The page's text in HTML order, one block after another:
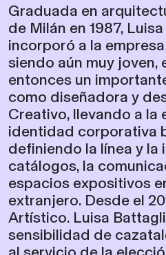
Graduada en
de Milán en 1987,
incorporó a la
siendo aún muy joven,
entonces un
como diseñadora y
Creativo, llevando a la
identidad corporativa
definiendo la línea y la
catálogos, la
espacios expositivos
extranjero. Desde el
Artístico. Luisa
sensibilidad de